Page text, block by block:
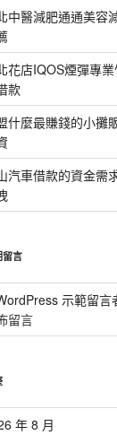
中醫減肥通通美容
花店IQOS煙彈專
款
什麼最賺錢的小攤
汽車借款的資金需
留言
示範留言
留言
年 8 月